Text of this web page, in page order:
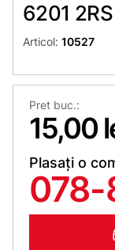
6201
Articol: 10527
Pret buc.:
15,00
Plasați o